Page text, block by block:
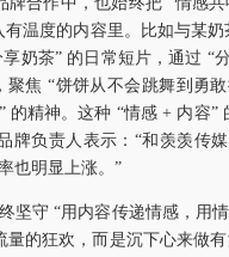
温度的内容里。比如与某
奶茶” 的日常短片，通过 “
焦 “饼饼从不会跳舞到勇
的精神。这种 “情感 + 内容
牌负责人表示：“和羡羡传
也明显上涨。”
坚守 “用内容传递情感，用
的狂欢，而是沉下心来做